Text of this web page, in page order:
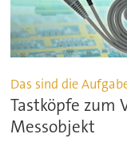
Das sind die
Tastköpfe zum
Messobjekt